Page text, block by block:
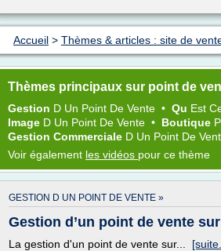
Accueil > Thèmes & articles : site de
Thèmes principaux sur point de
Gestion D Un Point De Vente • Qu Est
Image D Un Point De Vente • Boutique
Gestion Commerciale D Un Point De
Voir également les vidéos pour ce thème
GESTION D UN POINT DE VENTE »
Gestion d’un point de vente
La gestion d'un point de vente sur...